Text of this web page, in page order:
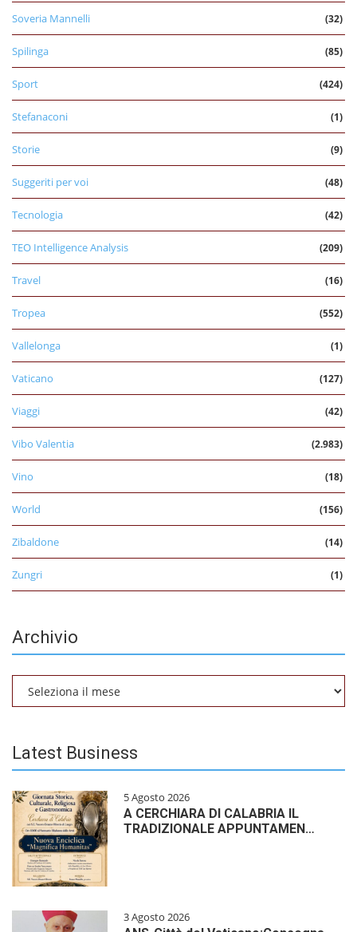
Soveria Mannelli (32)
Spilinga (85)
Sport (424)
Stefanaconi (1)
Storie (9)
Suggeriti per voi (48)
Tecnologia (42)
TEO Intelligence Analysis (209)
Travel (16)
Tropea (552)
Vallelonga (1)
Vaticano (127)
Viaggi (42)
Vibo Valentia (2.983)
Vino (18)
World (156)
Zibaldone (14)
Zungri (1)
Archivio
Latest Business
5 Agosto 2026
A CERCHIARA DI CALABRIA IL
TRADIZIONALE APPUNTAMEN…
3 Agosto 2026